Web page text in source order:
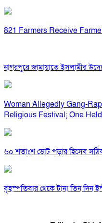
821 Farmers Receive
নাগরপুরে জামায়াতে ইসলামীর
Woman Allegedly Gang-
Religious Festival; One Held
৬০ শতাংশ ভোট পড়ার হিসেব
বৃহস্পতিবার থেকে টানা তিন দিন